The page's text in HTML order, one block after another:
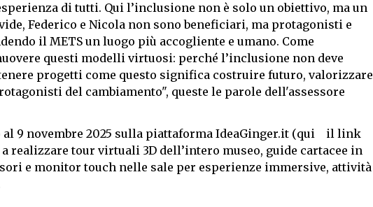
di tutti. Qui l’inclusione non è solo un obiettivo, ma un
Federico e Nicola non sono beneficiari, ma protagonisti e
il METS un luogo più accogliente e umano. Come
questi modelli virtuosi: perché l’inclusione non deve
progetti come questo significa costruire futuro, valorizzare
del cambiamento", queste le parole dell'assessore
9 novembre 2025 sulla piattaforma IdeaGinger.it (qui il link
realizzare tour virtuali 3D dell’intero museo, guide cartacee in
e monitor touch nelle sale per esperienze immersive, attività